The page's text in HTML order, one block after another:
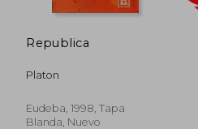
Republica
Platon
Eudeba, 1998, Tapa
Blanda, Nuevo